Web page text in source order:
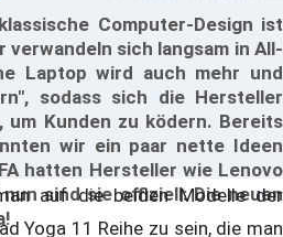
Computer-Design ist
sich langsam in All-
Laptop wird auch mehr und
sodass sich die Hersteller
um Kunden zu ködern. Bereits
wir ein paar nette Ideen
hatten Hersteller wie Lenovo
sind sie offiziell: Die neuen
auf die beiden Modelle der
Yoga 11 Reihe zu sein, die man